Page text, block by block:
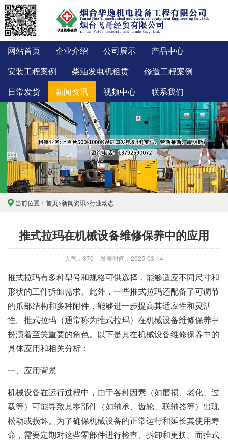
网站首页 企业介绍 公司展示
产品中心
安装工程案例
柴油发电机租赁
修造工程案例
日常发货
新闻资讯 视频中心 联系我们
当前位置： 首页>新闻资讯>行业动态
推式拉玛在机械设备维修保养中的应用
人气：370 发表时间：2025-03-14
推式拉玛有多种型号和规格可供选择，能够适应不同尺寸和
形状的工件拆卸需求。此外，一些推式拉玛还配备了可调节
的爪部结构和多种附件，能够进一步提高其适应性和灵活
性。 推式拉玛 （通常称为推式拉玛）在机械设备维修保养中
扮演着至关重要的角色。以下是其在机械设备维修保养中的
具体应用和相关分析：
一、应用背景
机械设备在运行过程中，由于各种因素（如磨损、老化、过
载等）可能导致其零部件（如轴承、齿轮、联轴器等）出现
松动或损坏。为了确保机械设备的正常运行和延长其使用寿
命，需要定期对这些零部件进行检查、拆卸和更换。而推式